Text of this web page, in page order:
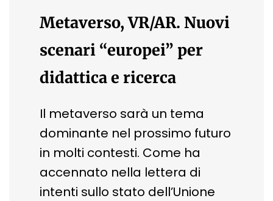
Metaverso, VR/AR. Nuovi
scenari “europei” per
didattica e ricerca
Il metaverso sarà un tema
dominante nel prossimo futuro
in molti contesti. Come ha
accennato nella lettera di
intenti sullo stato dell’Unione